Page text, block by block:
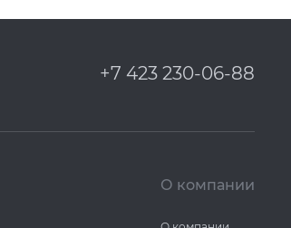
+7 423 230-06-88
О компании